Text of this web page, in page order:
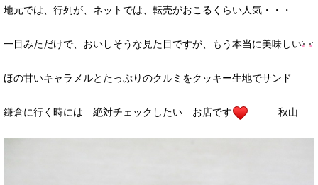
地元では、行列が、ネットでは、転売がおこるくらい人気・・・
一目みただけで、おいしそうな見た目ですが、もう本当に美味しい
ほの甘いキャラメルとたっぷりのクルミをクッキー生地でサンド
鎌倉に行く時には 絶対チェックしたい お店です 秋山